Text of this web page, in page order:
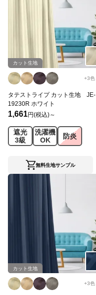
カット生地
+3色
タテストライプ カット生地 JE-
19230R ホワイト
1,661円(税込)～
遮光
3級
洗濯機
OK
防炎
無料生地サンプル
カット生地
+3色